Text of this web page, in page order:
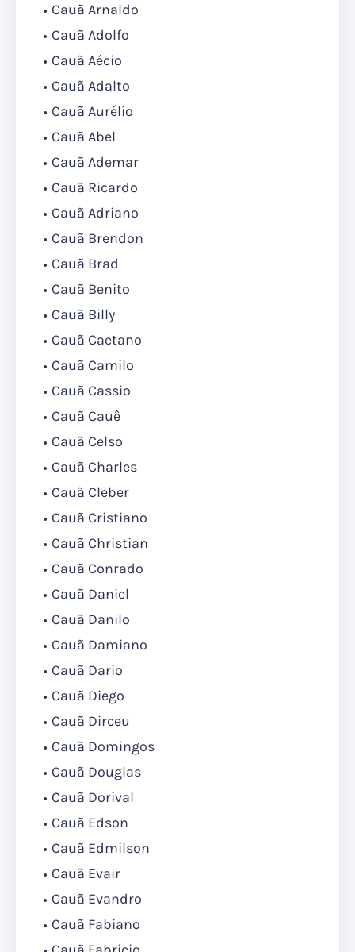
Cauã Arnaldo
Cauã Adolfo
Cauã Aécio
Cauã Adalto
Cauã Aurélio
Cauã Abel
Cauã Ademar
Cauã Ricardo
Cauã Adriano
Cauã Brendon
Cauã Brad
Cauã Benito
Cauã Billy
Cauã Caetano
Cauã Camilo
Cauã Cassio
Cauã Cauê
Cauã Celso
Cauã Charles
Cauã Cleber
Cauã Cristiano
Cauã Christian
Cauã Conrado
Cauã Daniel
Cauã Danilo
Cauã Damiano
Cauã Dario
Cauã Diego
Cauã Dirceu
Cauã Domingos
Cauã Douglas
Cauã Dorival
Cauã Edson
Cauã Edmilson
Cauã Evair
Cauã Evandro
Cauã Fabiano